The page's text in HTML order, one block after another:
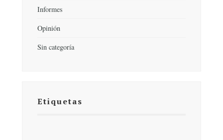
Informes
Opinión
Sin categoría
Etiquetas